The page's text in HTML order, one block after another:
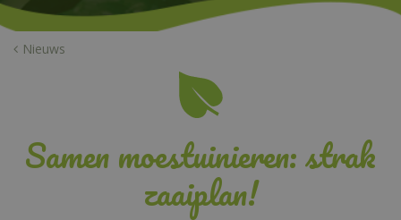
c
o
Nieuws
Samen moestuinieren: strak
zaaiplan!